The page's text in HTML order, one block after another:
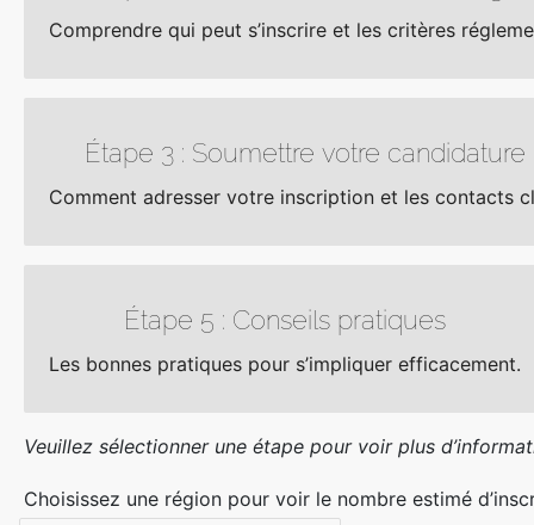
Comprendre qui peut s’inscrire et les critères
Étape 3 : Soumettre votre candidature
Comment adresser votre inscription et les contacts
Étape 5 : Conseils pratiques
Les bonnes pratiques pour s’impliquer efficacement.
Veuillez sélectionner une étape pour voir plus
Choisissez une région pour voir le nombre estimé